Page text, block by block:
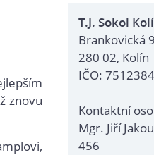
T.J. Sokol
Brankovická
280 02, Kolín
IČO:
Kontaktní
Mgr. Jiří
456
znovu